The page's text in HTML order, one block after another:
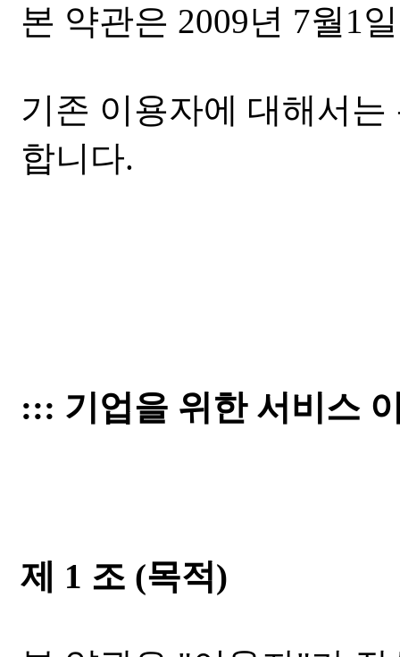
본 약관은 2009년 7월1
기존 이용자에 대해서
합니다.
::: 기업을 위한 서비스
제 1 조 (목적)